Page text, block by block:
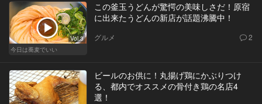
Vol.3
今日は蕎麦でいい
この釜玉うどんが驚愕の美味しさだ！原宿
に出来たうどんの新店が話題沸騰中！
グルメ 2
ビールのお供に！丸揚げ鶏にかぶりつけ
る、都内でオススメの骨付き鶏の名店4
選！